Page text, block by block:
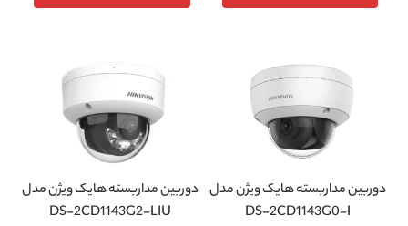
دوربین مداربسته هایک ویژن مدل
DS-2CD1143G0-I
دوربین مداربسته هایک ویژن مدل
DS-2CD1143G2-LIU